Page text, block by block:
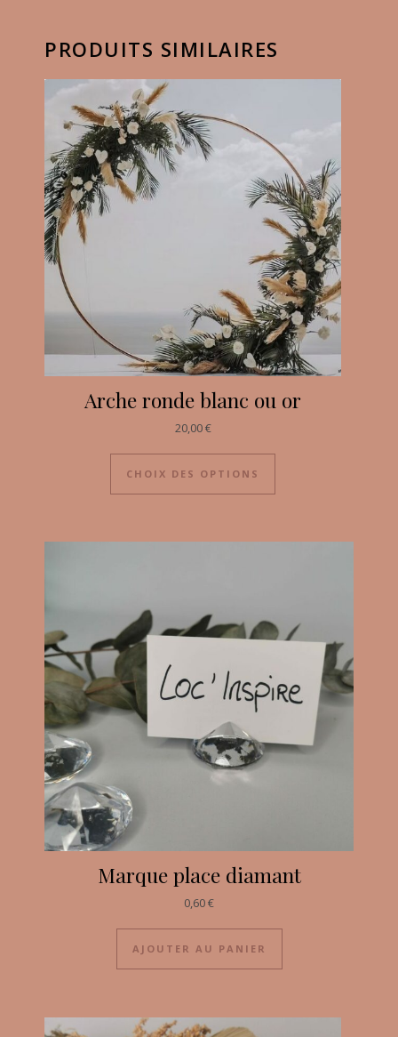
PRODUITS SIMILAIRES
Arche ronde blanc ou or
20,00€
CHOIX DES OPTIONS
Marque place diamant
0,60€
AJOUTER AU PANIER